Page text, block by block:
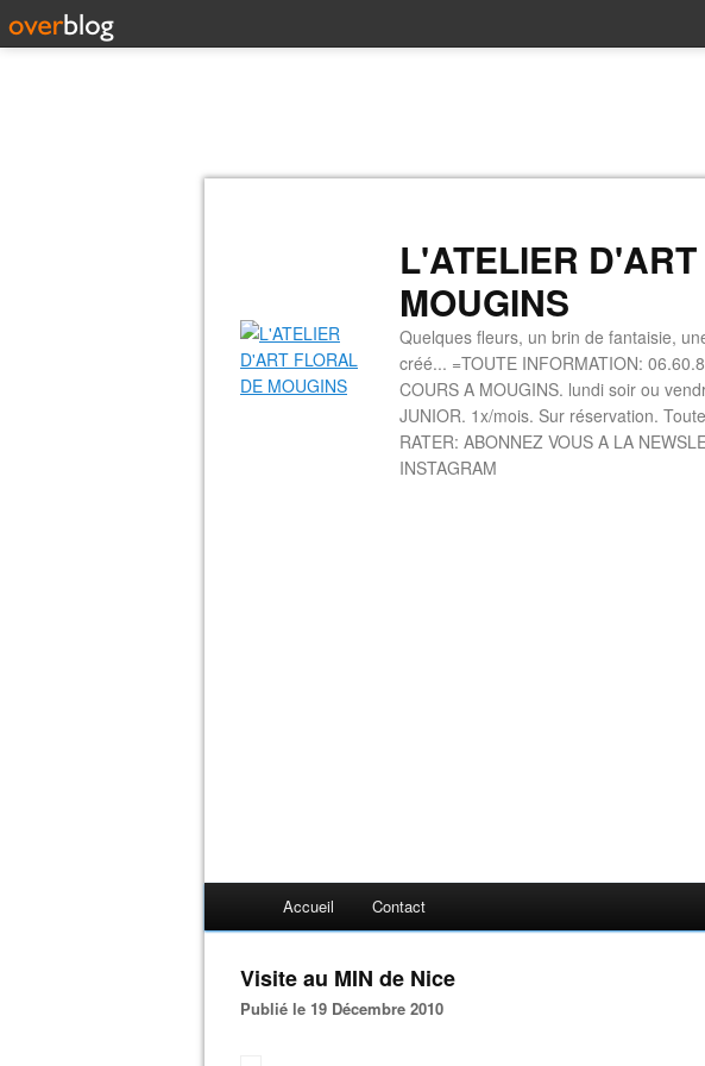
L'ATELIER
MOUGINS
Quelques fleurs, un brin de fantaisie,
créé... =TOUTE INFORMATION:
COURS A MOUGINS. lundi soir ou
JUNIOR. 1x/mois. Sur réservation.
RATER: ABONNEZ VOUS A LA
INSTAGRAM
Accueil Contact
Visite au MIN de Nice
Publié le 19 Décembre 2010